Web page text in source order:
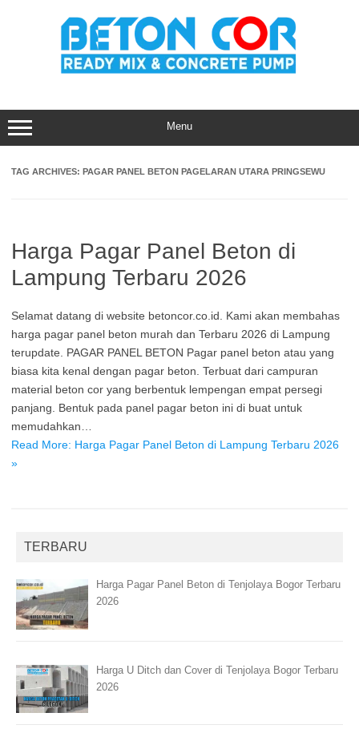
Menu
TAG ARCHIVES: PAGAR PANEL BETON PAGELARAN UTARA PRINGSEWU
Harga Pagar Panel Beton di
Lampung Terbaru 2026
Selamat datang di website betoncor.co.id. Kami akan membahas
harga pagar panel beton murah dan Terbaru 2026 di Lampung
terupdate. PAGAR PANEL BETON Pagar panel beton atau yang
biasa kita kenal dengan pagar beton. Terbuat dari campuran
material beton cor yang berbentuk lempengan empat persegi
panjang. Bentuk pada panel pagar beton ini di buat untuk
memudahkan…
Read More: Harga Pagar Panel Beton di Lampung Terbaru 2026
»
TERBARU
Harga Pagar Panel Beton di Tenjolaya Bogor Terbaru
2026
Harga U Ditch dan Cover di Tenjolaya Bogor Terbaru
2026